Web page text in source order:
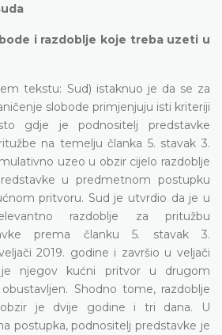
i razdoblje koje treba uzeti u
tekstu: Sud) istaknuo je da se za
slobode primjenjuju isti kriteriji
gdje je podnositelj predstavke
na temelju članka 5. stavak 3.
uzeo u obzir cijelo razdoblje
u predmetnom postupku
pritvoru. Sud je utvrdio da je u
razdoblje za pritužbu
prema članku 5. stavak 3.
2019. godine i završio u veljači
je njegov kućni pritvor u drugom
Shodno tome, razdoblje
je dvije godine i tri dana. U
postupka, podnositelj predstavke je